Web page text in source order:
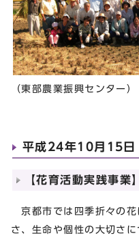
（東部農業振興センター）
平成24年10月15日
【花育活動実践事業
京都市では四季折々の花
さ、生命や個性の大切さ